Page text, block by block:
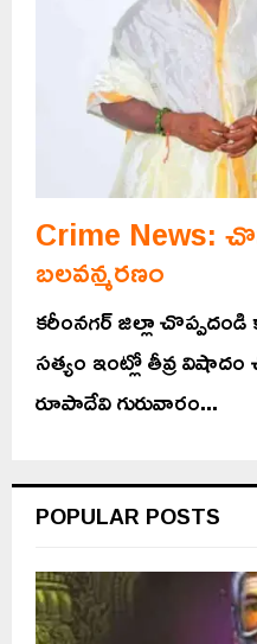
Crime News:
బలవన్మరణం
కరీంనగర్ జిల్లా చొప్పదండి
సత్యం ఇంట్లో తీవ్ర
రూపాదేవి గురువారం...
POPULAR POSTS